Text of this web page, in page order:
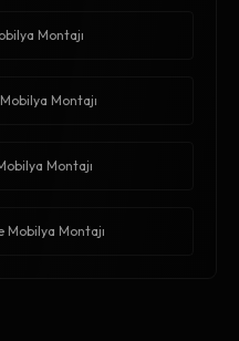
Montajı
Montajı
Montajı
Mobilya Montajı